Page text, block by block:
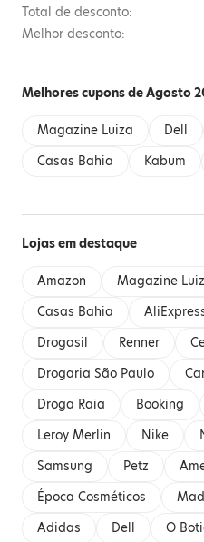
Total de desconto:
Melhor desconto:
Melhores cupons de Agosto
Magazine Luiza Dell
Casas Bahia
Kabum
Lojas em destaque
Amazon Magazine
Casas Bahia
Drogasil
Renner
Drogaria São Paulo
Droga Raia
Booking
Leroy Merlin
Nike
Samsung
Petz
Época Cosméticos
Adidas
Dell O